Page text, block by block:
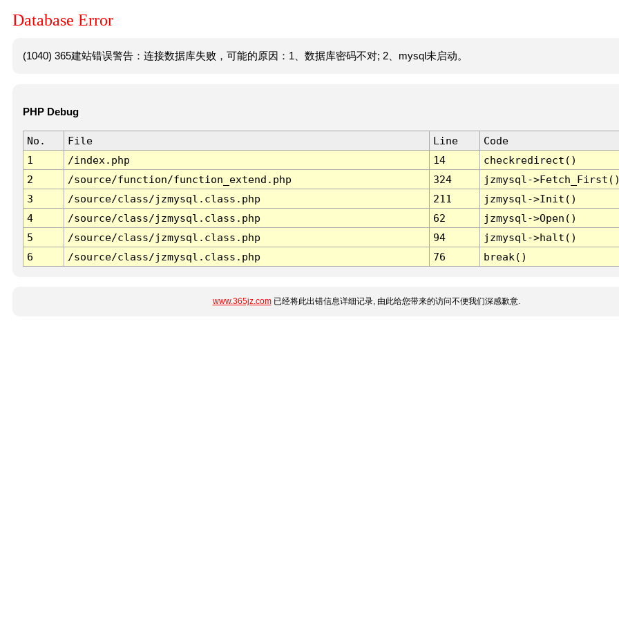
Database Error
(1040) 365建站错误警告：连接数据库失败，可能的原因：1、数据库密码不对; 2、mysql未启动。
PHP Debug
No. File Line
Code
1
/index.php 14
checkredirect()
2
/source/function/function_extend.php 324
jzmysql-
3
/source/class/jzmysql.class.php 211
jzmysql->Init()
4
/source/class/jzmysql.class.php 62
jzmysql->Open()
5
/source/class/jzmysql.class.php 94
jzmysql->halt()
6
/source/class/jzmysql.class.php 76 break()
www.365jz.com已经将此出错信息详细记录, 由此给您带来的访问不便我们深感歉意.